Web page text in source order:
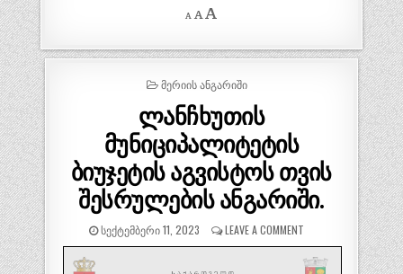
A
Decrease
font
A Reset
A
size.
POSTED
ᲛᲔᲠᲘᲘᲡ ᲐᲜᲒᲐᲠᲘᲨᲘ
ლანჩხუთის
მუნიციპალიტეტის
ბიუჯეტის აგვისტოს თვის
შესრულების ანგარიში.
ᲡᲔᲥᲢᲔᲛᲑᲔᲠᲘ 11, 2023 LEAVE A COMMENT